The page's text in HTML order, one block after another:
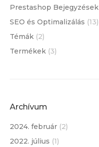
Prestashop Bejegyzések
SEO és Optimalizálás (13)
Témák (2)
Termékek (3)
Archívum
2024. február (2)
2022. július (1)